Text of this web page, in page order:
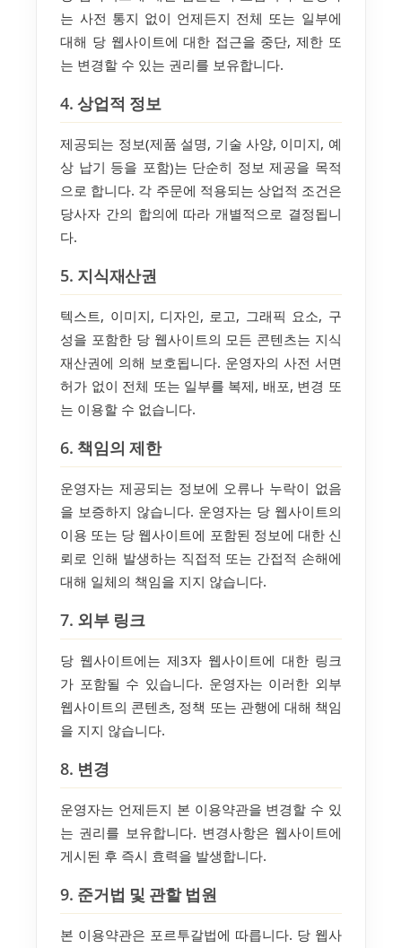
는 사전 통지 없이 언제든지 전체 또는 일부에
대해 당 웹사이트에 대한 접근을 중단, 제한 또
는 변경할 수 있는 권리를 보유합니다.
4. 상업적 정보
제공되는 정보(제품 설명, 기술 사양, 이미지, 예
상 납기 등을 포함)는 단순히 정보 제공을 목적
으로 합니다. 각 주문에 적용되는 상업적 조건은
당사자 간의 합의에 따라 개별적으로 결정됩니
다.
5. 지식재산권
텍스트, 이미지, 디자인, 로고, 그래픽 요소, 구
성을 포함한 당 웹사이트의 모든 콘텐츠는 지식
재산권에 의해 보호됩니다. 운영자의 사전 서면
허가 없이 전체 또는 일부를 복제, 배포, 변경 또
는 이용할 수 없습니다.
6. 책임의 제한
운영자는 제공되는 정보에 오류나 누락이 없음
을 보증하지 않습니다. 운영자는 당 웹사이트의
이용 또는 당 웹사이트에 포함된 정보에 대한 신
뢰로 인해 발생하는 직접적 또는 간접적 손해에
대해 일체의 책임을 지지 않습니다.
7. 외부 링크
당 웹사이트에는 제3자 웹사이트에 대한 링크
가 포함될 수 있습니다. 운영자는 이러한 외부
웹사이트의 콘텐츠, 정책 또는 관행에 대해 책임
을 지지 않습니다.
8. 변경
운영자는 언제든지 본 이용약관을 변경할 수 있
는 권리를 보유합니다. 변경사항은 웹사이트에
게시된 후 즉시 효력을 발생합니다.
9. 준거법 및 관할 법원
본 이용약관은 포르투갈법에 따릅니다. 당 웹사